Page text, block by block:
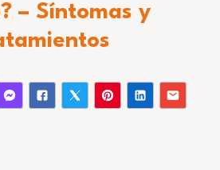
– Síntomas y